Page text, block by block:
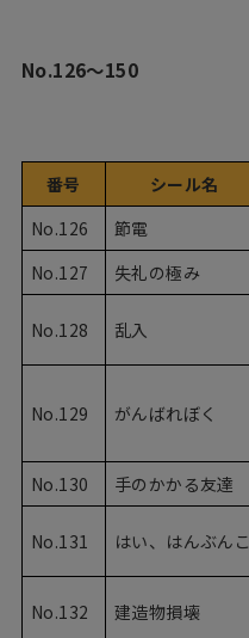
No.126〜150
番号 シール名
No.126
節電
No.127
失礼の極み
No.128 乱入
No.129 がんばれぼく
No.130
手のかかる友達
No.131 はい、はんぶんこ
No.132 建造物損壊